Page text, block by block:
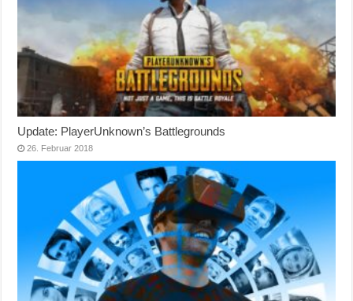
Update: PlayerUnknown’s Battlegrounds
26. Februar 2018